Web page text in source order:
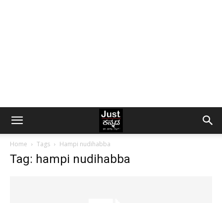
Home Tags Hampi nudihabba
Tag: hampi nudihabba